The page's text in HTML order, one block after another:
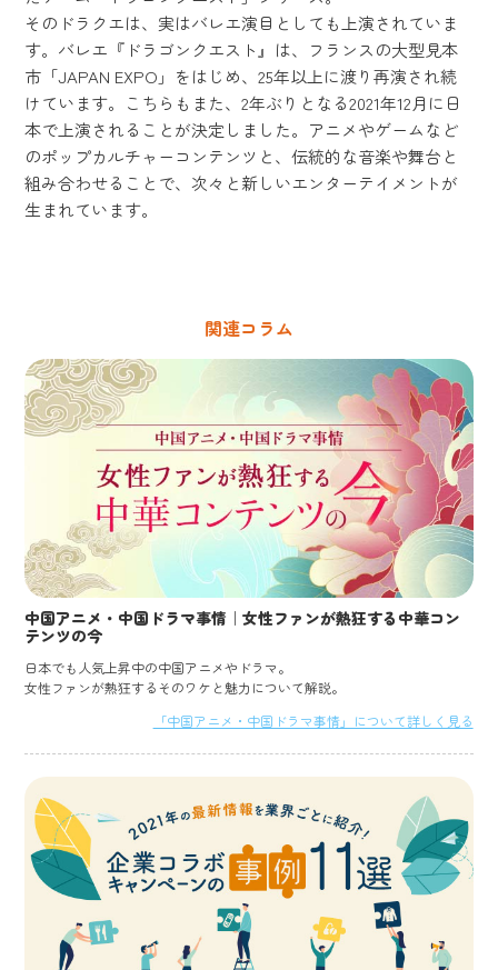
そのドラクエは、実はバレエ演目としても上演されていま
す。バレエ『ドラゴンクエスト』は、フランスの大型見本
市「JAPAN EXPO」をはじめ、25年以上に渡り再演され続
けています。こちらもまた、2年ぶりとなる2021年12月に日
本で上演されることが決定しました。アニメやゲームなど
のポップカルチャーコンテンツと、伝統的な音楽や舞台と
組み合わせることで、次々と新しいエンターテイメントが
生まれています。
関連コラム
中国アニメ・中国ドラマ事情｜女性ファンが熱狂する中華コン
テンツの今
日本でも人気上昇中の中国アニメやドラマ。
女性ファンが熱狂するそのワケと魅力について解説。
「中国アニメ・中国ドラマ事情」について詳しく見る